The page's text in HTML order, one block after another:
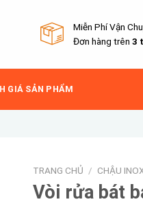
Miễn Phí Vận
Đơn hàng trên 3
GIÁ SẢN PHẨM
TRANG CHỦ / CHẬU
Vòi rửa bát